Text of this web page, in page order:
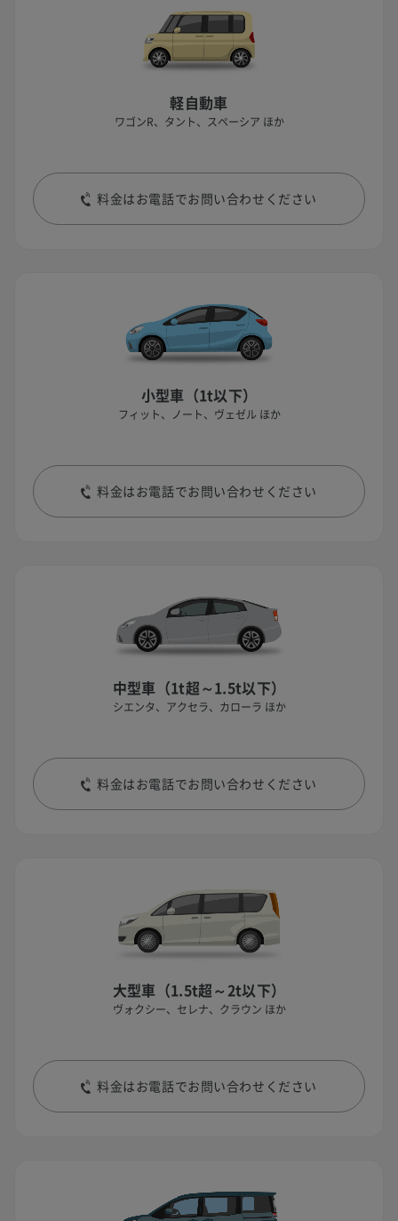
軽自動車
ワゴンR、タント、スペーシア ほか
料金はお電話でお問い合わせください
小型車（1t以下）
フィット、ノート、ヴェゼル ほか
料金はお電話でお問い合わせください
中型車（1t超～1.5t以下）
シエンタ、アクセラ、カローラ ほか
料金はお電話でお問い合わせください
大型車（1.5t超～2t以下）
ヴォクシー、セレナ、クラウン ほか
料金はお電話でお問い合わせください